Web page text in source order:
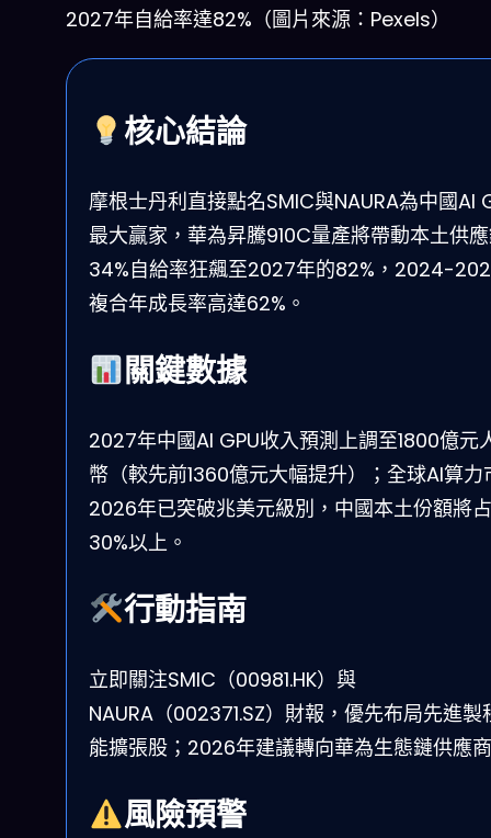
2027年自給率達82%（圖片來源：Pexels）
核心結論
摩根士丹利直接點名SMIC與NAURA為中國AI
最大贏家，華為昇騰910C量產將帶動本土供
34%自給率狂飆至2027年的82%，2024-
複合年成長率高達62%。
關鍵數據
2027年中國AI GPU收入預測上調至1800億元
幣（較先前1360億元大幅提升）；全球AI算力
2026年已突破兆美元級別，中國本土份額將
30%以上。
行動指南
立即關注SMIC（00981.HK）與
NAURA（002371.SZ）財報，優先布局先進製
能擴張股；2026年建議轉向華為生態鏈供應
風險預警